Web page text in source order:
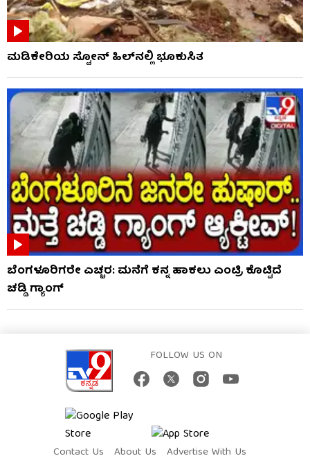
ಮಡಿಕೇರಿಯ ಸ್ಟೋನ್ ಹಿಲ್‌ನಲ್ಲಿ ಭೂಕುಸಿತ
ಬೆಂಗಳೂರಿಗರೇ ಎಚ್ಚರ: ಮನೆಗೆ ಕನ್ನ ಹಾಕಲು ಎಂಟ್ರಿ ಕೊಟ್ಟಿದೆ
ಚಡ್ಡಿ ಗ್ಯಾಂಗ್
FOLLOW US ON
Contact Us About Us Advertise With Us